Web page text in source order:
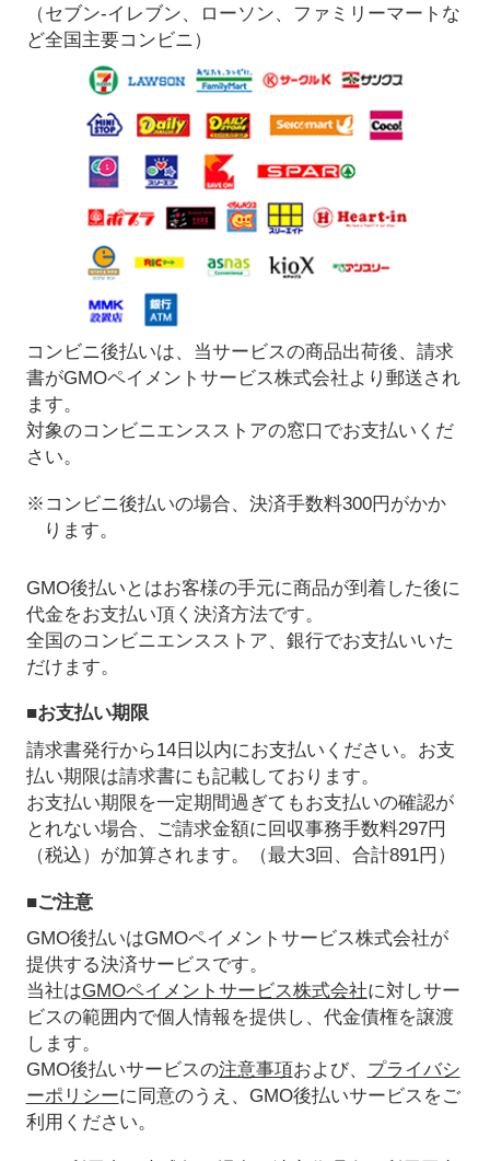
（セブン-イレブン、ローソン、ファミリーマートな
ど全国主要コンビニ）
コンビニ後払いは、当サービスの商品出荷後、請求
書がGMOペイメントサービス株式会社より郵送され
ます。
対象のコンビニエンスストアの窓口でお支払いくだ
さい。
※コンビニ後払いの場合、決済手数料300円がかか
ります。
GMO後払いとはお客様の手元に商品が到着した後に
代金をお支払い頂く決済方法です。
全国のコンビニエンスストア、銀行でお支払いいた
だけます。
■お支払い期限
請求書発行から14日以内にお支払いください。お支
払い期限は請求書にも記載しております。
お支払い期限を一定期間過ぎてもお支払いの確認が
とれない場合、ご請求金額に回収事務手数料297円
（税込）が加算されます。（最大3回、合計891円）
■ご注意
GMO後払いはGMOペイメントサービス株式会社が
提供する決済サービスです。
当社はGMOペイメントサービス株式会社に対しサー
ビスの範囲内で個人情報を提供し、代金債権を譲渡
します。
GMO後払いサービスの注意事項および、 プライバシ
ーポリシーに同意のうえ、GMO後払いサービスをご
利用ください。